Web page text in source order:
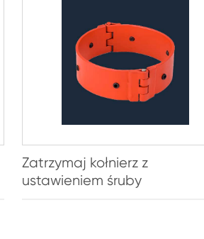
Zatrzymaj kołnierz z
ustawieniem śruby